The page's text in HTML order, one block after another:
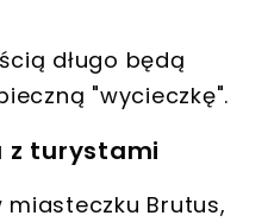
długo będą
"wycieczkę".
z turystami
miasteczku Brutus,